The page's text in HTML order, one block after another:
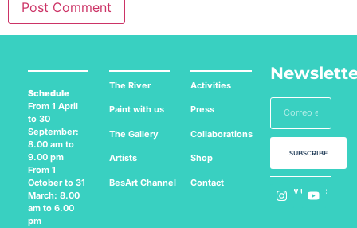
Schedule
From 1 April
to 30
September:
8.00 am to
9.00 pm
From 1
October to 31
March: 8.00
am to 6.00
pm
The River
Paint with us
The Gallery
Artists
BesArt Channel
Activities
Press
Collaborations
Shop
Contact
SUBSCRIBE
Follow us on: